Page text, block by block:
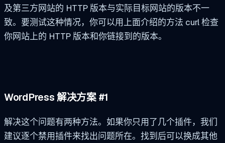
及第三方网站的 HTTP 版本与实际目标网站的版本不一
致。要测试这种情况，你可以用上面介绍的方法 curl检查
你网站上的 HTTP 版本和你链接到的版本。
WordPress 解决方案 #1
解决这个问题有两种方法。如果你只用了几个插件，我们
建议逐个禁用插件来找出问题所在。找到后可以换成其他